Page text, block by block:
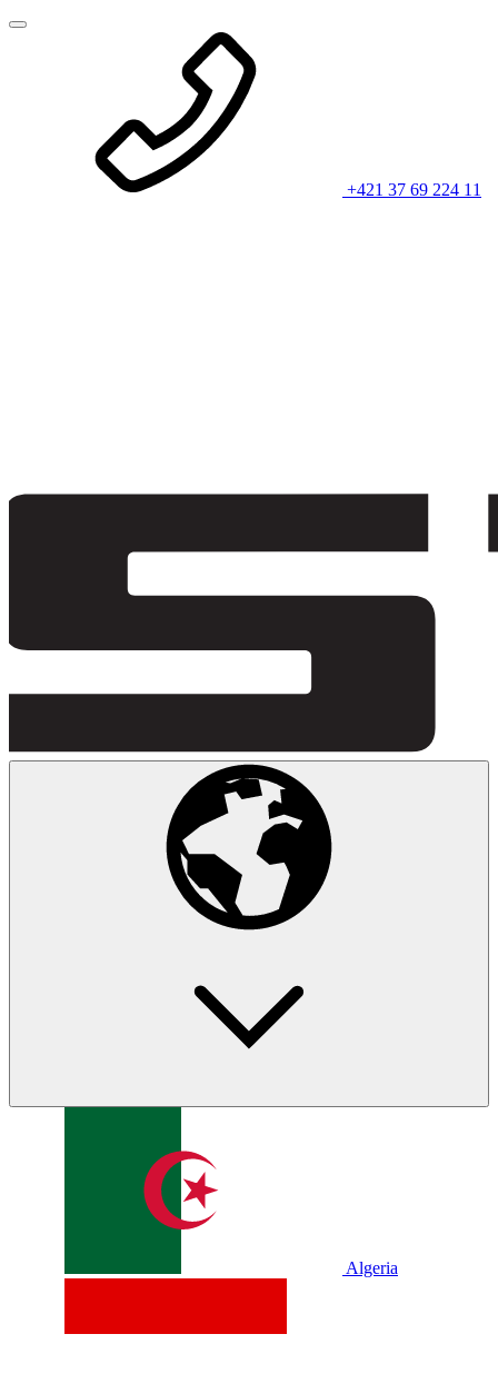
+421 37 69 224 11
Algeria